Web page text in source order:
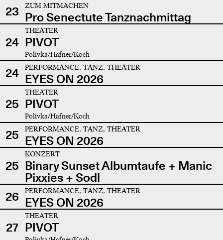
23
ZUM MITMACHEN
Pro Senectute Tanznachmittag
24
THEATER
PIVOT
Polivka/Hafner/Koch
24 PERFORMANCE, TANZ, THEATER
EYES ON 2026
25
THEATER
PIVOT
Polivka/Hafner/Koch
25 PERFORMANCE, TANZ, THEATER
EYES ON 2026
25
KONZERT
Binary Sunset Albumtaufe + Manic
Pixxies + Sodl
26
PERFORMANCE, TANZ, THEATER
EYES ON 2026
27
THEATER
PIVOT